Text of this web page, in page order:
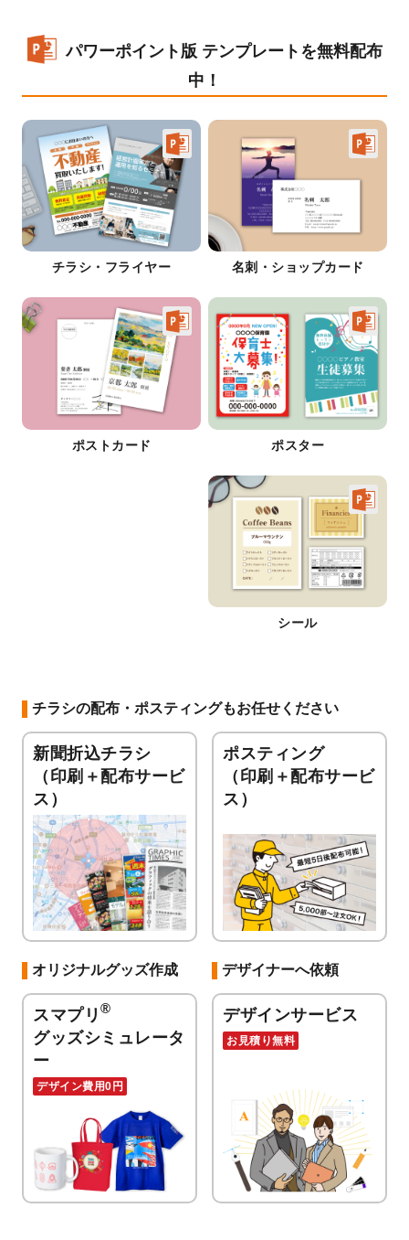
パワーポイント版 テンプレートを無料配布
中！
チラシ・フライヤー 名刺・ショップカード
ポストカード ポスター
シール
チラシの配布・ポスティングもお任せください
新聞折込チラシ
（印刷＋配布サービ
ス）
ポスティング
（印刷＋配布サービ
ス）
オリジナルグッズ作成
スマプリ ®
グッズシミュレータ
ー
デザイン費用0円
デザイナーへ依頼
デザインサービス
お見積り無料